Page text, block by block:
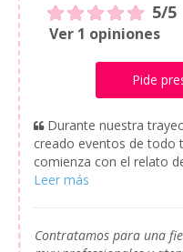
5/5
Ver 1 opiniones
Pide
Durante nuestra
creado eventos de todo
comienza con el relato
Contratamos para una